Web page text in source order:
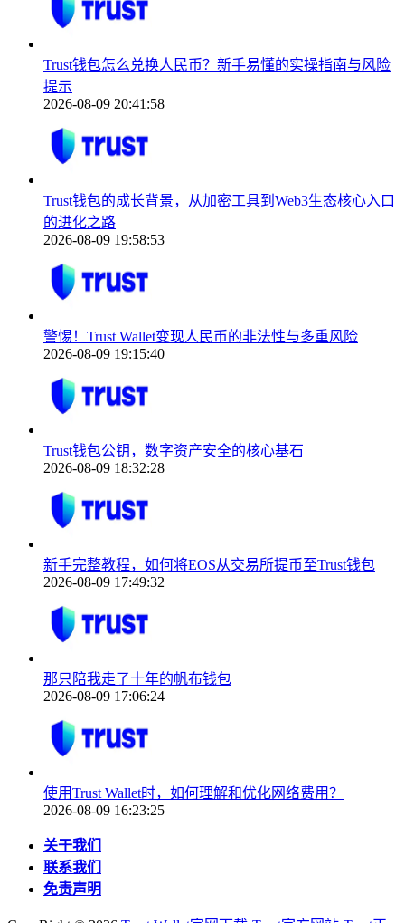
Trust钱包怎么兑换人民币？新手易懂的实操指南与风险
提示
2026-08-09 20:41:58
Trust钱包的成长背景，从加密工具到Web3生态核心入口
的进化之路
2026-08-09 19:58:53
警惕！Trust Wallet变现人民币的非法性与多重风险
2026-08-09 19:15:40
Trust钱包公钥，数字资产安全的核心基石
2026-08-09 18:32:28
新手完整教程，如何将EOS从交易所提币至Trust钱包
2026-08-09 17:49:32
那只陪我走了十年的帆布钱包
2026-08-09 17:06:24
使用Trust Wallet时，如何理解和优化网络费用？
2026-08-09 16:23:25
关于我们
联系我们
免责声明